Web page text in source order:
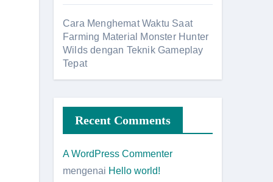
Cara Menghemat Waktu Saat
Farming Material Monster Hunter
Wilds dengan Teknik Gameplay
Tepat
Recent Comments
A WordPress Commenter
mengenai Hello world!